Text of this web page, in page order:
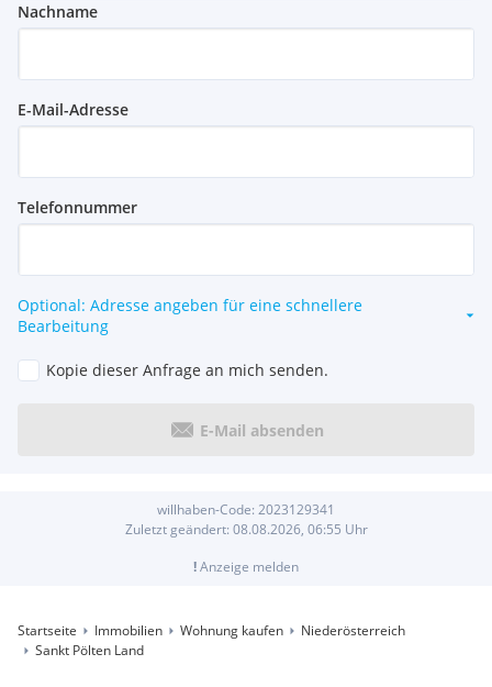
Nachname
E-Mail-Adresse
Telefonnummer
Optional: Adresse angeben für eine schnellere
Bearbeitung
Kopie dieser Anfrage an mich senden.
E-Mail absenden
willhaben-Code: 2023129341
Zuletzt geändert: 08.08.2026, 06:55 Uhr
!Anzeige melden
Startseite Immobilien Wohnung kaufen
Niederösterreich
Sankt Pölten Land